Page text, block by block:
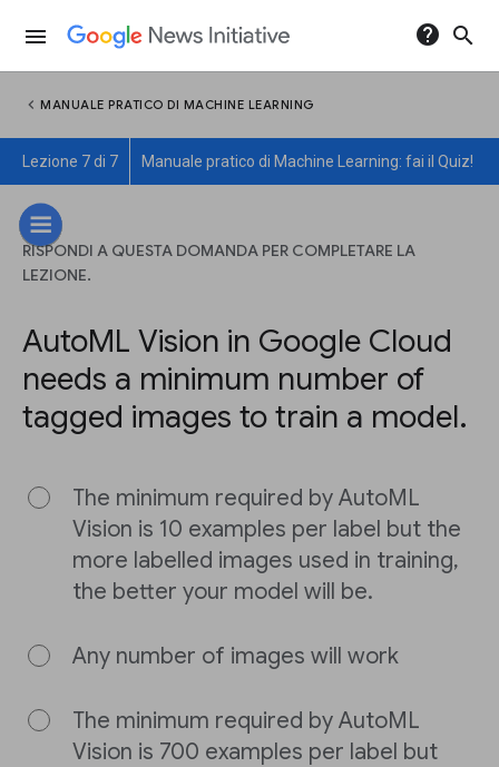
menu help search
chevron_left MANUALE PRATICO DI MACHINE LEARNING
Lezione 7 di 7 Manuale pratico di Machine Learning: fai il Quiz!
RISPONDI A QUESTA DOMANDA PER COMPLETARE LA
LEZIONE.
AutoML Vision in Google Cloud
needs a minimum number of
tagged images to train a model.
The minimum required by AutoML
Vision is 10 examples per label but the
more labelled images used in training,
the better your model will be.
Any number of images will work
The minimum required by AutoML
Vision is 700 examples per label but